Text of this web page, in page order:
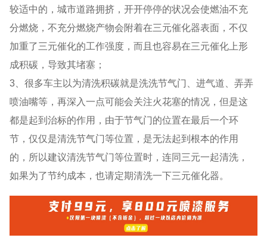
较适中的，城市道路拥挤，开开停停的状况会使燃油不充
分燃烧，不充分燃烧产物会附着在三元催化器表面，不仅
加重了三元催化的工作强度，而且也容易在三元催化上形
成积碳，导致其堵塞；
3、很多车主以为清洗积碳就是洗洗节气门、进气道、弄弄
喷油嘴等，再深入一点可能会关注火花塞的情况，但是这
都是起到治标的作用，由于节气门的位置在最后一个环
节，仅仅是清洗节气门等位置，是无法起到根本的作用
的，所以建议清洗节气门等位置时，连同三元一起清洗，
如果为了节约成本，也请定期清洗一下三元催化器。